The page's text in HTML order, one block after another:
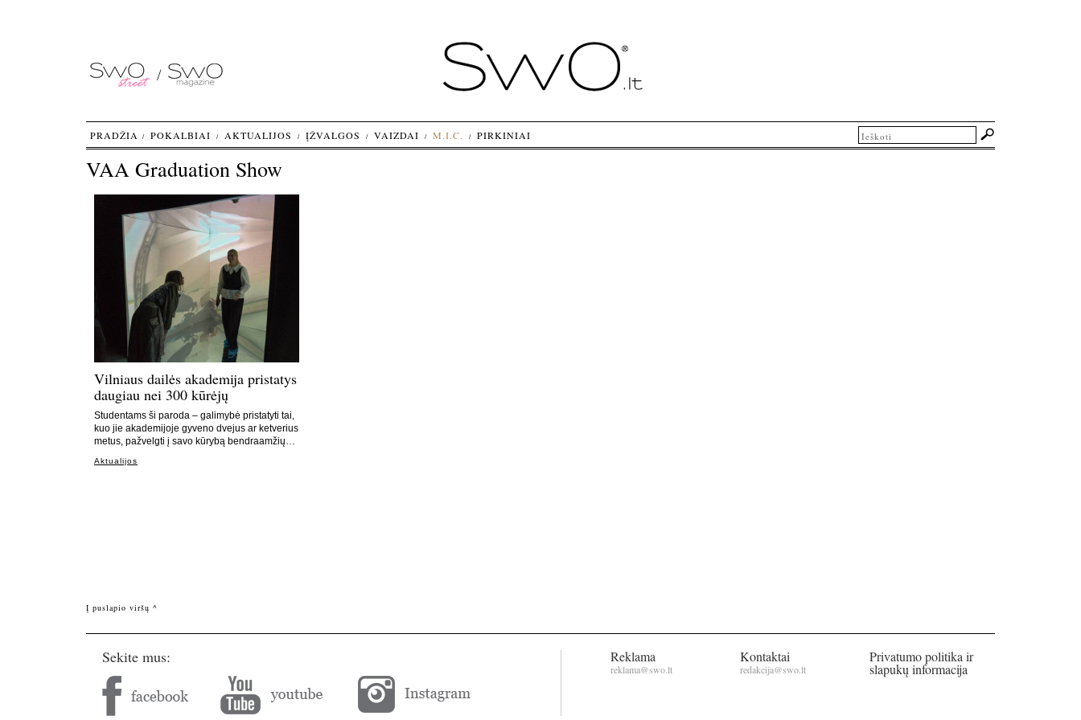
VAA Graduation Show
Vilniaus dailės akademija pristatys
daugiau nei 300 kūrėjų
Studentams ši paroda – galimybė pristatyti tai,
kuo jie akademijoje gyveno dvejus ar ketverius
metus, pažvelgti į savo kūrybą bendraamžių…
Aktualijos
PRADŽIA POKALBIAI AKTUALIJOS ĮŽVALGOS VAIZDAI M.I.C. PIRKINIAI
Į puslapio viršų ^
Sekite mus: Reklama
reklama@swo.lt
Kontaktai
redakcija@swo.lt
Privatumo politika ir
slapukų informacija